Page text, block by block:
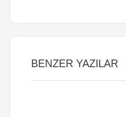
BENZER YAZILAR